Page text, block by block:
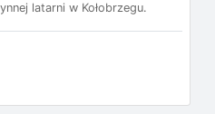
latarni w Kołobrzegu.